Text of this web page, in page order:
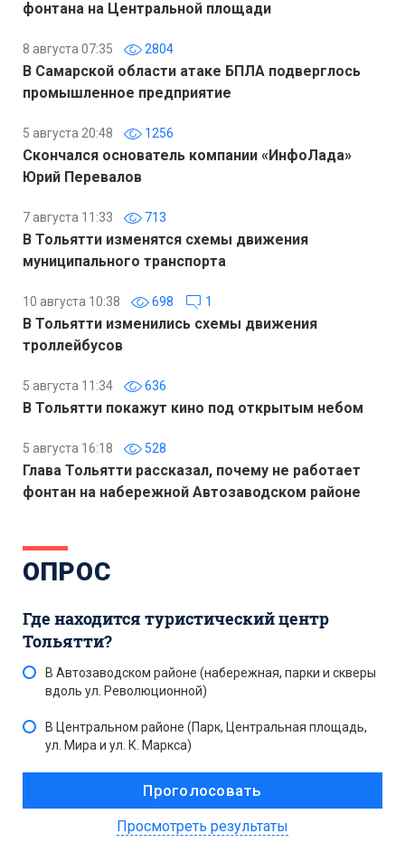
фонтана на Центральной площади
8 августа 07:35 2804
В Самарской области атаке БПЛА подверглось
промышленное предприятие
5 августа 20:48 1256
Скончался основатель компании «ИнфоЛада»
Юрий Перевалов
7 августа 11:33 713
В Тольятти изменятся схемы движения
муниципального транспорта
10 августа 10:38 698 1
В Тольятти изменились схемы движения
троллейбусов
5 августа 11:34 636
В Тольятти покажут кино под открытым небом
5 августа 16:18 528
Глава Тольятти рассказал, почему не работает
фонтан на набережной Автозаводском районе
ОПРОС
Где находится туристический центр
Тольятти?
В Автозаводском районе (набережная, парки и скверы
вдоль ул. Революционной)
В Центральном районе (Парк, Центральная площадь,
ул. Мира и ул. К. Маркса)
Просмотреть результаты